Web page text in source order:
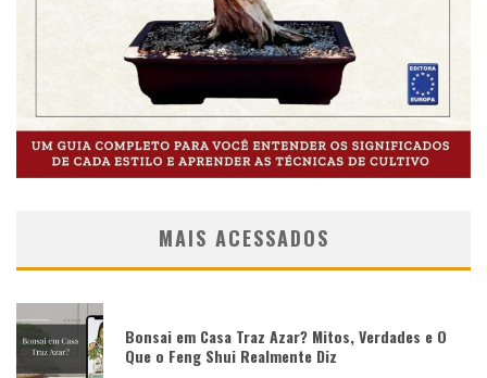
MAIS ACESSADOS
Bonsai em Casa Traz Azar? Mitos, Verdades e O
Que o Feng Shui Realmente Diz